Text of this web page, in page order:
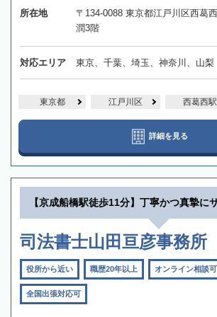
所在地
〒134-0088 東京都江戸川区西葛
潤3階
対応エリア 東京、千葉、埼玉、神奈川、山梨
東京都 江戸川区 西葛西駅
詳細を見る
【京成船橋駅徒歩11分】丁寧かつ真摯に
司法書士山田亘彦事務所
役所から近い 職歴20年以上 オンライン相談可
全国出張対応可